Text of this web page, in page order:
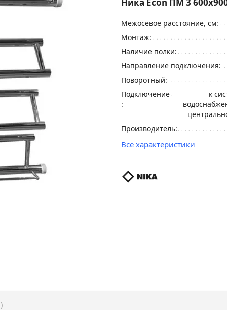
Межосевое расстояние, см:
Монтаж:
Наличие полки:
Направление подключения:
Поворотный:
Подключение
:
к
Производитель:
Все характеристики